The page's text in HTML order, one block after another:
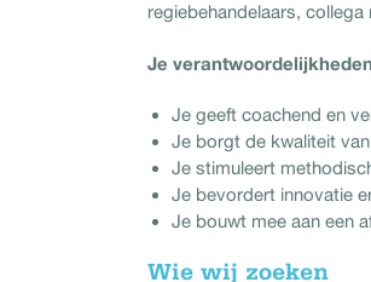
regiebehandelaars,
Je
Je geeft coachend en
Je borgt de kwaliteit
Je stimuleert
Je bevordert innovatie
Je bouwt mee aan een
Wie wij zoeken